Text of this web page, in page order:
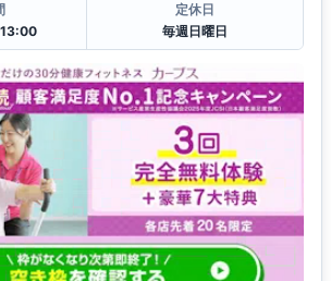
定休日
毎週日曜日